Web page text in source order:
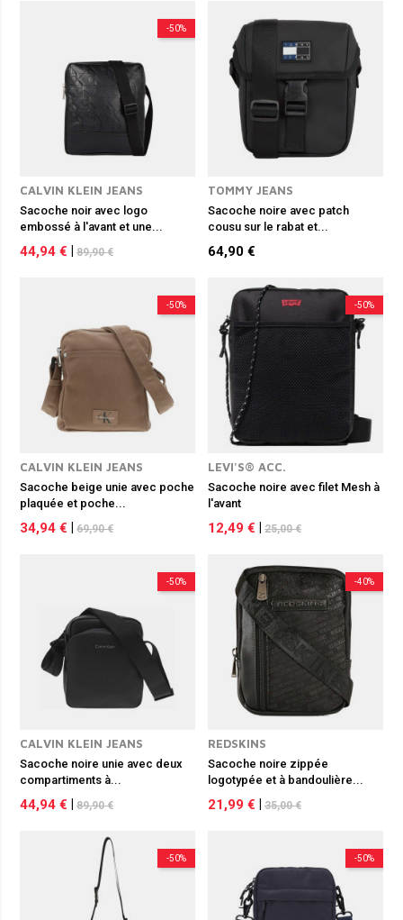
-50%
CALVIN KLEIN JEANS
Sacoche noir avec logo
embossé à l'avant et une...
44,94 € 89,90 €
TOMMY JEANS
Sacoche noire avec patch
cousu sur le rabat et...
64,90 €
-50%
CALVIN KLEIN JEANS
Sacoche beige unie avec poche
plaquée et poche...
34,94 € 69,90 €
-50%
LEVI'S® ACC.
Sacoche noire avec filet Mesh à
l'avant
12,49 € 25,00 €
-50%
CALVIN KLEIN JEANS
Sacoche noire unie avec deux
compartiments à...
44,94 € 89,90 €
-40%
REDSKINS
Sacoche noire zippée
logotypée et à bandoulière...
21,99 € 35,00 €
-50% -50%